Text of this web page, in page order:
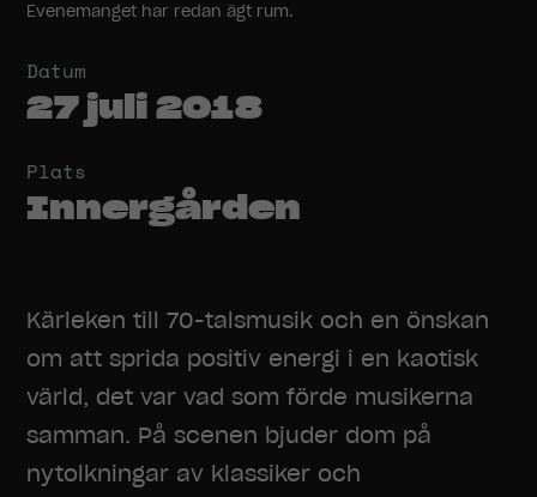
Evenemanget har redan ägt rum.
Datum
27 juli 2018
Plats
Innergården
Kärleken till 70-talsmusik och en önskan
om att sprida positiv energi i en kaotisk
värld, det var vad som förde musikerna
samman. På scenen bjuder dom på
nytolkningar av klassiker och